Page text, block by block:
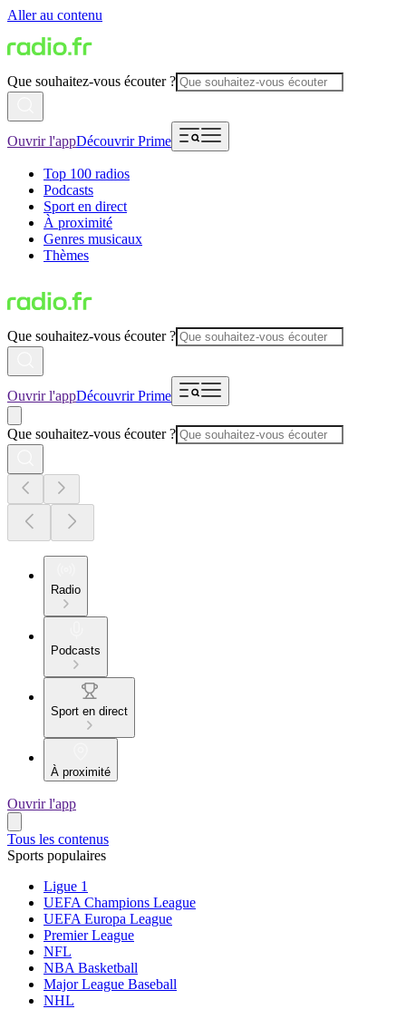
Aller au contenu
Que souhaitez-vous écouter ?
Ouvrir l'appDécouvrir Prime
Top 100 radios
Podcasts
Sport en direct
À proximité
Genres musicaux
Thèmes
Que souhaitez-vous écouter ?
Ouvrir l'appDécouvrir Prime
Que souhaitez-vous écouter ?
Radio
Podcasts
Sport en direct
À proximité
Ouvrir l'app
Tous les contenus
Sports populaires
Ligue 1
UEFA Champions League
UEFA Europa League
Premier League
NFL
NBA Basketball
Major League Baseball
NHL